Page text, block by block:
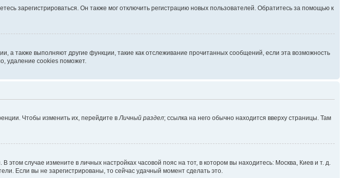
зарегистрироваться. Он также мог отключить регистрацию новых пользователей. Обратитесь за помощью к
также выполняют другие функции, такие как отслеживание прочитанных сообщений, если эта возможность
удаление cookies поможет.
Чтобы изменить их, перейдите в Личный раздел; ссылка на него обычно находится вверху страницы. Там
случае измените в личных настройках часовой пояс на тот, в котором вы находитесь: Москва, Киев и т. д.
Если вы не зарегистрированы, то сейчас удачный момент сделать это.